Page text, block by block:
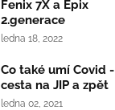
Fenix 7X a Epix
2.generace
ledna 18, 2022
Co také umí Covid -
cesta na JIP a zpět
ledna 02, 2021